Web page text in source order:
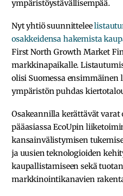
ympäristöystävällisempää.
Nyt yhtiö suunnittelee
osakkeidensa hakemista
First North Growth Market
markkinapaikalle.
olisi Suomessa
ympäristön puhdas
Osakeannilla kerättävät
pääasiassa EcoUpin
kansainvälistymisen
ja uusien teknologioiden
kaupallistamiseen sekä
markkinointikanavien